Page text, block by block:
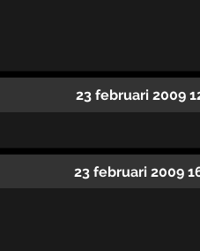
23 februari 2009
23 februari 2009